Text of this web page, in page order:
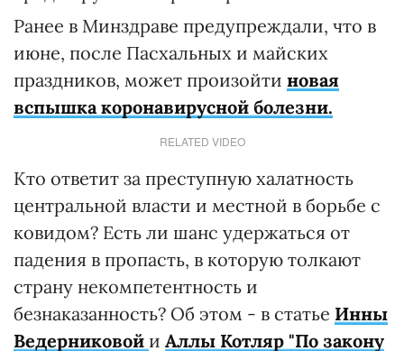
Ранее в Минздраве предупреждали, что в
июне, после Пасхальных и майских
праздников, может произойти новая
вспышка коронавирусной болезни.
RELATED VIDEO
Кто ответит за преступную халатность
центральной власти и местной в борьбе с
ковидом? Есть ли шанс удержаться от
падения в пропасть, в которую толкают
страну некомпетентность и
безнаказанность? Об этом - в статье Инны
Ведерниковой и Аллы Котляр "По закону